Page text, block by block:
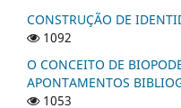
CONSTRUÇÃO DE
1092
O CONCEITO DE
APONTAMENTOS
1053